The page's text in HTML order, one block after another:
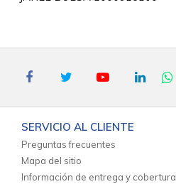
SERVICIO AL CLIENTE
Preguntas frecuentes
Mapa del sitio
Información de entrega y cobertura